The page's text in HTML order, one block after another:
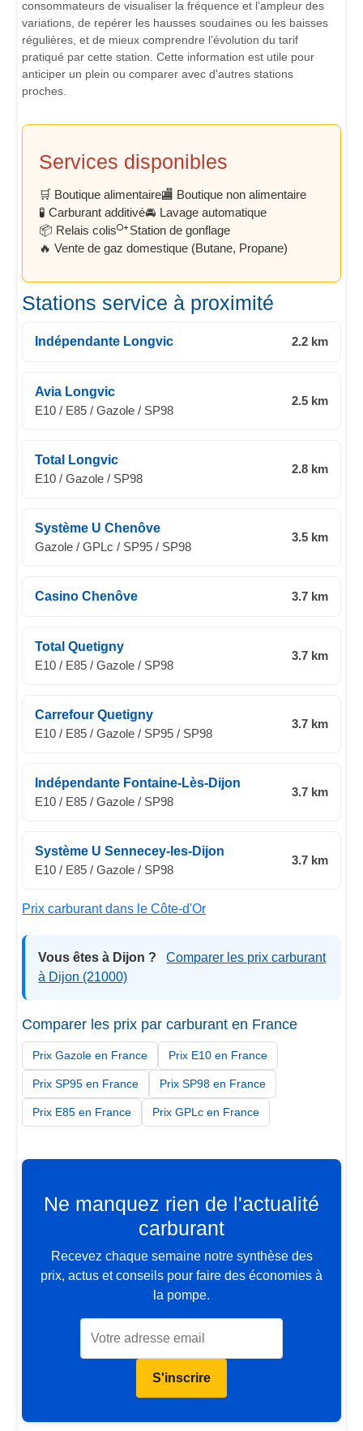
consommateurs de visualiser la fréquence et l’ampleur des
variations, de repérer les hausses soudaines ou les baisses
régulières, et de mieux comprendre l’évolution du tarif
pratiqué par cette station. Cette information est utile pour
anticiper un plein ou comparer avec d'autres stations
proches.
Services disponibles
🛒 Boutique alimentaire🏬 Boutique non alimentaire
🧪 Carburant additivé🚘 Lavage automatique
📦 Relais colis
Station de gonflage
🔥 Vente de gaz domestique (Butane, Propane)
Stations service à proximité
Indépendante Longvic 2.2 km
Avia Longvic
E10 / E85 / Gazole / SP98
2.5 km
Total Longvic
E10 / Gazole / SP98
2.8 km
Système U Chenôve
Gazole / GPLc / SP95 / SP98
3.5 km
Casino Chenôve 3.7 km
Total Quetigny
E10 / E85 / Gazole / SP98
3.7 km
Carrefour Quetigny
E10 / E85 / Gazole / SP95 / SP98
3.7 km
Indépendante Fontaine-Lès-Dijon
E10 / E85 / Gazole / SP98
3.7 km
Système U Sennecey-les-Dijon
E10 / E85 / Gazole / SP98
3.7 km
Prix carburant dans le Côte-d'Or
Vous êtes à Dijon ?
Comparer les prix carburant
à Dijon (21000)
Comparer les prix par carburant en France
Prix Gazole en France Prix E10 en France
Prix SP95 en France Prix SP98 en France
Prix E85 en France Prix GPLc en France
Ne manquez rien de l'actualité
carburant
Recevez chaque semaine notre synthèse des
prix, actus et conseils pour faire des économies à
la pompe.
S'inscrire